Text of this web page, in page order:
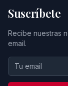
Suscríbete
Recibe nuestras
email.